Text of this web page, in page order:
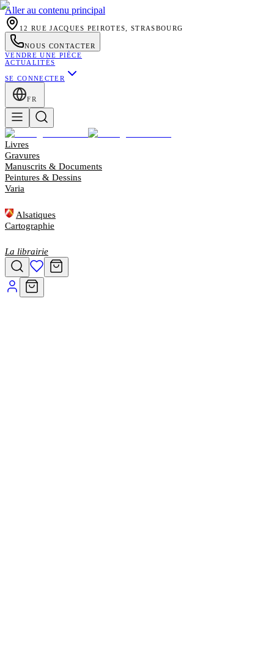
Aller au contenu principal
12 RUE JACQUES PEIROTES, STRASBOURG
NOUS CONTACTER
VENDRE UNE PIÈCE
ACTUALITÉS
SE CONNECTER
FR
Livres
Gravures
Manuscrits & Documents
Peintures & Dessins
Varia
Alsatiques
Cartographie
La librairie